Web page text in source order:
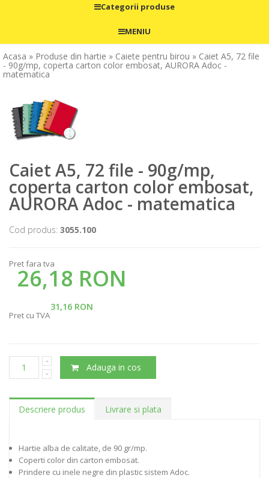
Categorii produse
MENIU
Acasa » Produse din hartie » Caiete pentru birou » Caiet A5, 72 file
- 90g/mp, coperta carton color embosat, AURORA Adoc -
matematica
Caiet A5, 72 file - 90g/mp,
coperta carton color embosat,
AURORA Adoc - matematica
Cod produs: 3055.100
Pret fara tva
26,18 RON
31,16 RON
Pret cu TVA
Adauga in cos
Descriere produs Livrare si plata
Hartie alba de calitate, de 90 gr/mp.
Coperti color din carton embosat.
Prindere cu inele negre din plastic sistem Adoc.